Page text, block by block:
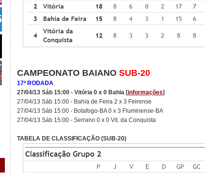
CAMPEONATO BAIANO SUB-20
17ª RODADA
27/04/13 Sáb 15:00 - Vitória 0 x 0 Bahia [informações]
27/04/13 Sáb 15:00 - Bahia de Feira 2 x 3 Feirense
27/04/13 Sáb 15:00 - Botafogo-BA 0 x 3 Fluminense-BA
27/04/13 Sáb 15:00 - Serrano 0 x 0 Vit. da Conquista
TABELA DE CLASSIFICAÇÃO (SUB-20)